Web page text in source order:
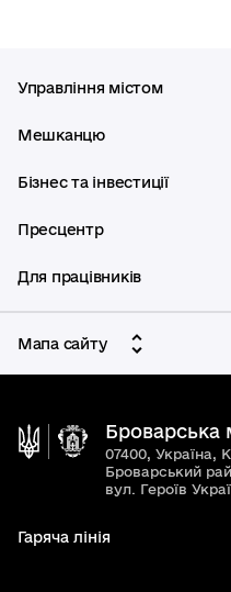
Управління містом
Мешканцю
Бізнес та інвестиції
Пресцентр
Для працівників
Мапа сайту
Броварська
07400, Україна,
Броварський
вул. Героїв
Гаряча лінія